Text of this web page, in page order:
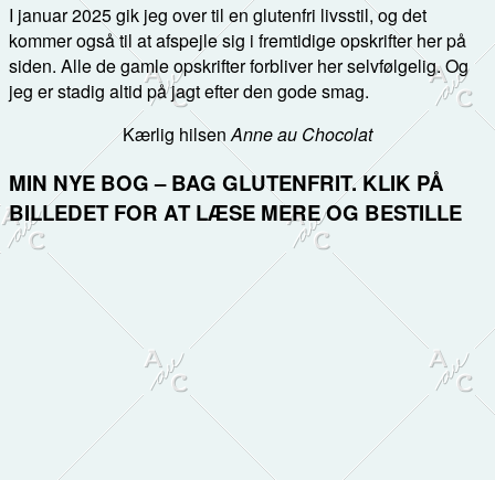
I januar 2025 gik jeg over til en glutenfri livsstil, og det
kommer også til at afspejle sig i fremtidige opskrifter her på
siden. Alle de gamle opskrifter forbliver her selvfølgelig. Og
jeg er stadig altid på jagt efter den gode smag.
Kærlig hilsenAnne au Chocolat
MIN NYE BOG – BAG GLUTENFRIT. KLIK PÅ
BILLEDET FOR AT LÆSE MERE OG BESTILLE